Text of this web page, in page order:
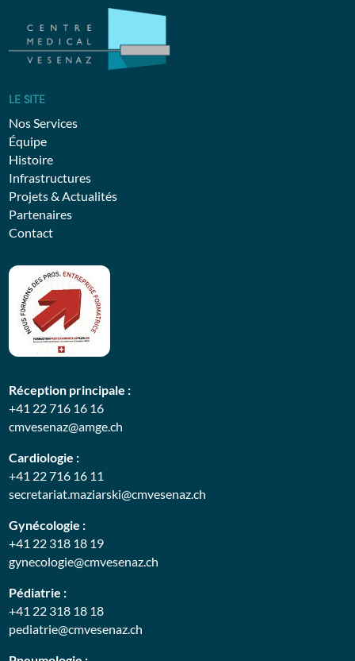
LE SITE
Nos Services
Équipe
Histoire
Infrastructures
Projets & Actualités
Partenaires
Contact
Réception principale :
+41 22 716 16 16
cmvesenaz@amge.ch
Cardiologie :
+41 22 716 16 11
secretariat.maziarski@cmvesenaz.ch
Gynécologie :
+41 22 318 18 19
gynecologie@cmvesenaz.ch
Pédiatrie :
+41 22 318 18 18
pediatrie@cmvesenaz.ch